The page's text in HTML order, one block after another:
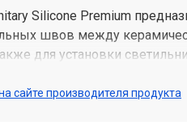
Silicone Premium
швов между
для установки
продукт безопасно.
сайте производителя продукта